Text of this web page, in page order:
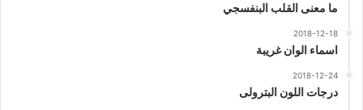
ما معنى القلب البنفسجي
2018-12-18
اسماء الوان غريبة
2018-12-24
درجات اللون البترولى